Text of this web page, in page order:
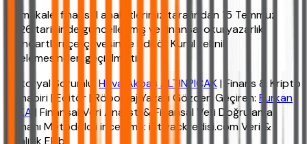
Bu makale, finansal analistlerimiz tarafından 15 Temmuz
2026 tarihinde güncellenmiş ve finansal okuryazarlık
standartları çerçevesinde Editör Kurul teknik
incelemesinden geçirilmiştir.
Editoryal Sorumlu: Hava Akbaş ALTINPIÇAK| Finans & Kripto
Muhabiri | Editör | Röportaj Yazarı Gözden Geçiren: Furkan
YAKA | Finansal Veri Analisti & Finansal Veri Doğrulama
Uzmanı Metodoloji inceleme: ihtiyackredisi.com Veri &